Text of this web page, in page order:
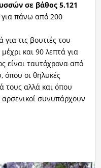
σε βάθος 5.121
για πάνω από 200
τις βουτιές του
και 90 λεπτά για
είναι ταυτόχρονα από
όπου οι θηλυκές
τους αλλά και όπου
αρσενικοί συνυπάρχουν